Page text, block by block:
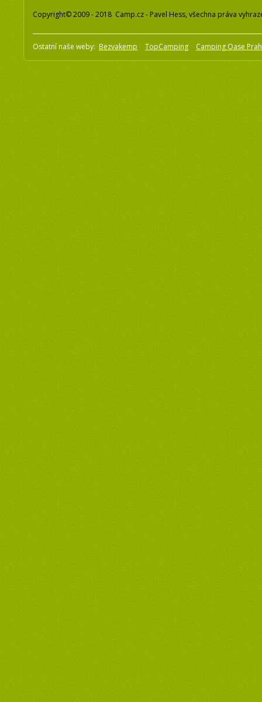
Copyright© 2009 - 2018 Camp.cz - Pavel Hess, všechna práva
Ostatní naše weby: Bezvakemp TopCamping Camping Oase